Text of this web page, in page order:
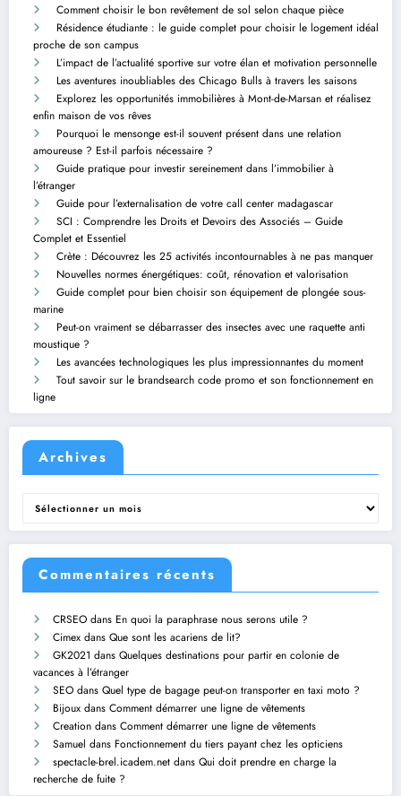
Comment choisir le bon revêtement de sol selon chaque pièce
Résidence étudiante : le guide complet pour choisir le logement idéal
proche de son campus
L’impact de l’actualité sportive sur votre élan et motivation personnelle
Les aventures inoubliables des Chicago Bulls à travers les saisons
Explorez les opportunités immobilières à Mont-de-Marsan et réalisez
enfin maison de vos rêves
Pourquoi le mensonge est-il souvent présent dans une relation
amoureuse ? Est-il parfois nécessaire ?
Guide pratique pour investir sereinement dans l’immobilier à
l’étranger
Guide pour l’externalisation de votre call center madagascar
SCI : Comprendre les Droits et Devoirs des Associés – Guide
Complet et Essentiel
Crète : Découvrez les 25 activités incontournables à ne pas manquer
Nouvelles normes énergétiques: coût, rénovation et valorisation
Guide complet pour bien choisir son équipement de plongée sous-
marine
Peut-on vraiment se débarrasser des insectes avec une raquette anti
moustique ?
Les avancées technologiques les plus impressionnantes du moment
Tout savoir sur le brandsearch code promo et son fonctionnement en
ligne
Archives
Archives
Commentaires récents
CRSEO dans En quoi la paraphrase nous serons utile ?
Cimex dans Que sont les acariens de lit?
GK2021 dans Quelques destinations pour partir en colonie de
vacances à l’étranger
SEO dans Quel type de bagage peut-on transporter en taxi moto ?
Bijoux dans Comment démarrer une ligne de vêtements
Creation dans Comment démarrer une ligne de vêtements
Samuel dans Fonctionnement du tiers payant chez les opticiens
spectacle-brel.icadem.net dans Qui doit prendre en charge la
recherche de fuite ?